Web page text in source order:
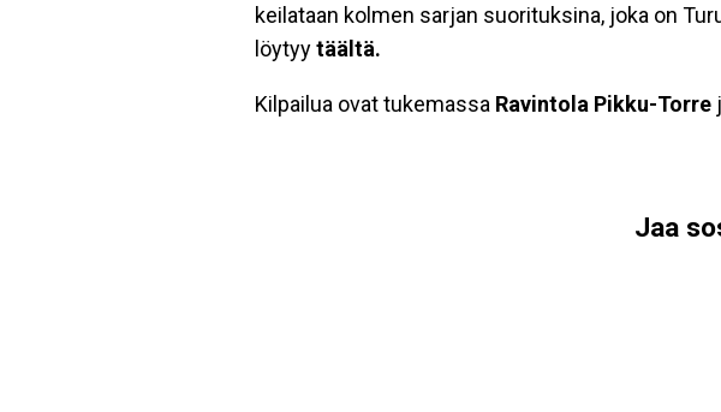
keilataan kolmen sarjan suorituksina, joka on
löytyytäältä.
Kilpailua ovat tukemassa Ravintola Pikku-Torre
Jaa